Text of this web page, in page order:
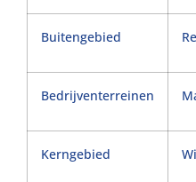
Buitengebied
Bedrijventerreinen
Kerngebied